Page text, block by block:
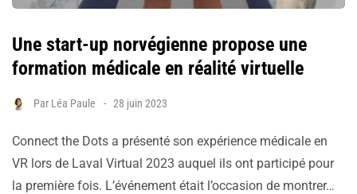
Une start-up norvégienne propose une
formation médicale en réalité virtuelle
Par Léa Paule 28 juin 2023
Connect the Dots a présenté son expérience médicale en
VR lors de Laval Virtual 2023 auquel ils ont participé pour
la première fois. L’événement était l’occasion de montrer…